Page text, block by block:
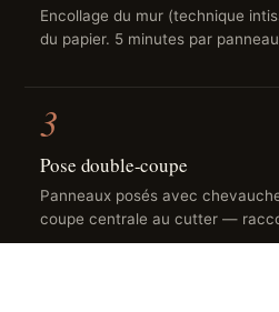
Encollage du mur (technique
du papier. 5 minutes par
3
Pose double-coupe
Panneaux posés avec
coupe centrale au cutter —